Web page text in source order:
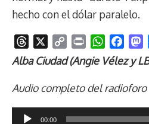
hecho con el dólar paralelo.
h
e
o
p
y
r
i
n
W
h
t
a
e
a
t
Alba Ciudad (Angie Vélez y
Audio completo del radioforo
Reproductor
00:00